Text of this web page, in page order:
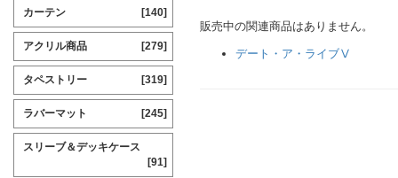
販売中の関連商品はありません。
デート・ア・ライブⅤ
カーテン [140]
アクリル商品 [279]
タペストリー [319]
ラバーマット [245]
スリーブ＆デッキケース
[91]